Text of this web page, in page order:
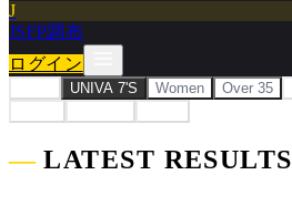
J
JSFP調布
ログイン
UNIVA 7'S Women Over 35
― LATEST RESULTS